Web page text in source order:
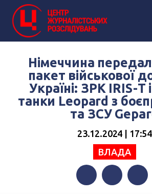
Німеччина
пакет військової
Україні: ЗРК IRIS-Т
танки Leopard з
та ЗСУ
23.12.2024 | 17:54
ВЛАДА